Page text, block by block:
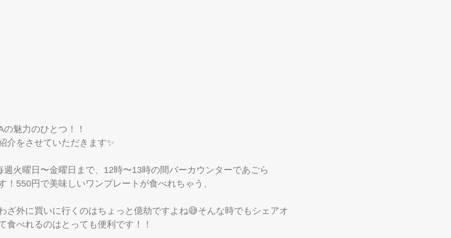
魅力のひとつ！！
介をさせていただきます✨
週火曜日〜金曜日まで、12時〜13時の間バーカウンターであごら
！550円で美味しいワンプレートが食べれちゃう、
ざ外に買いに行くのはちょっと億劫ですよね😅そんな時でもシェアオ
食べれるのはとっても便利です！！